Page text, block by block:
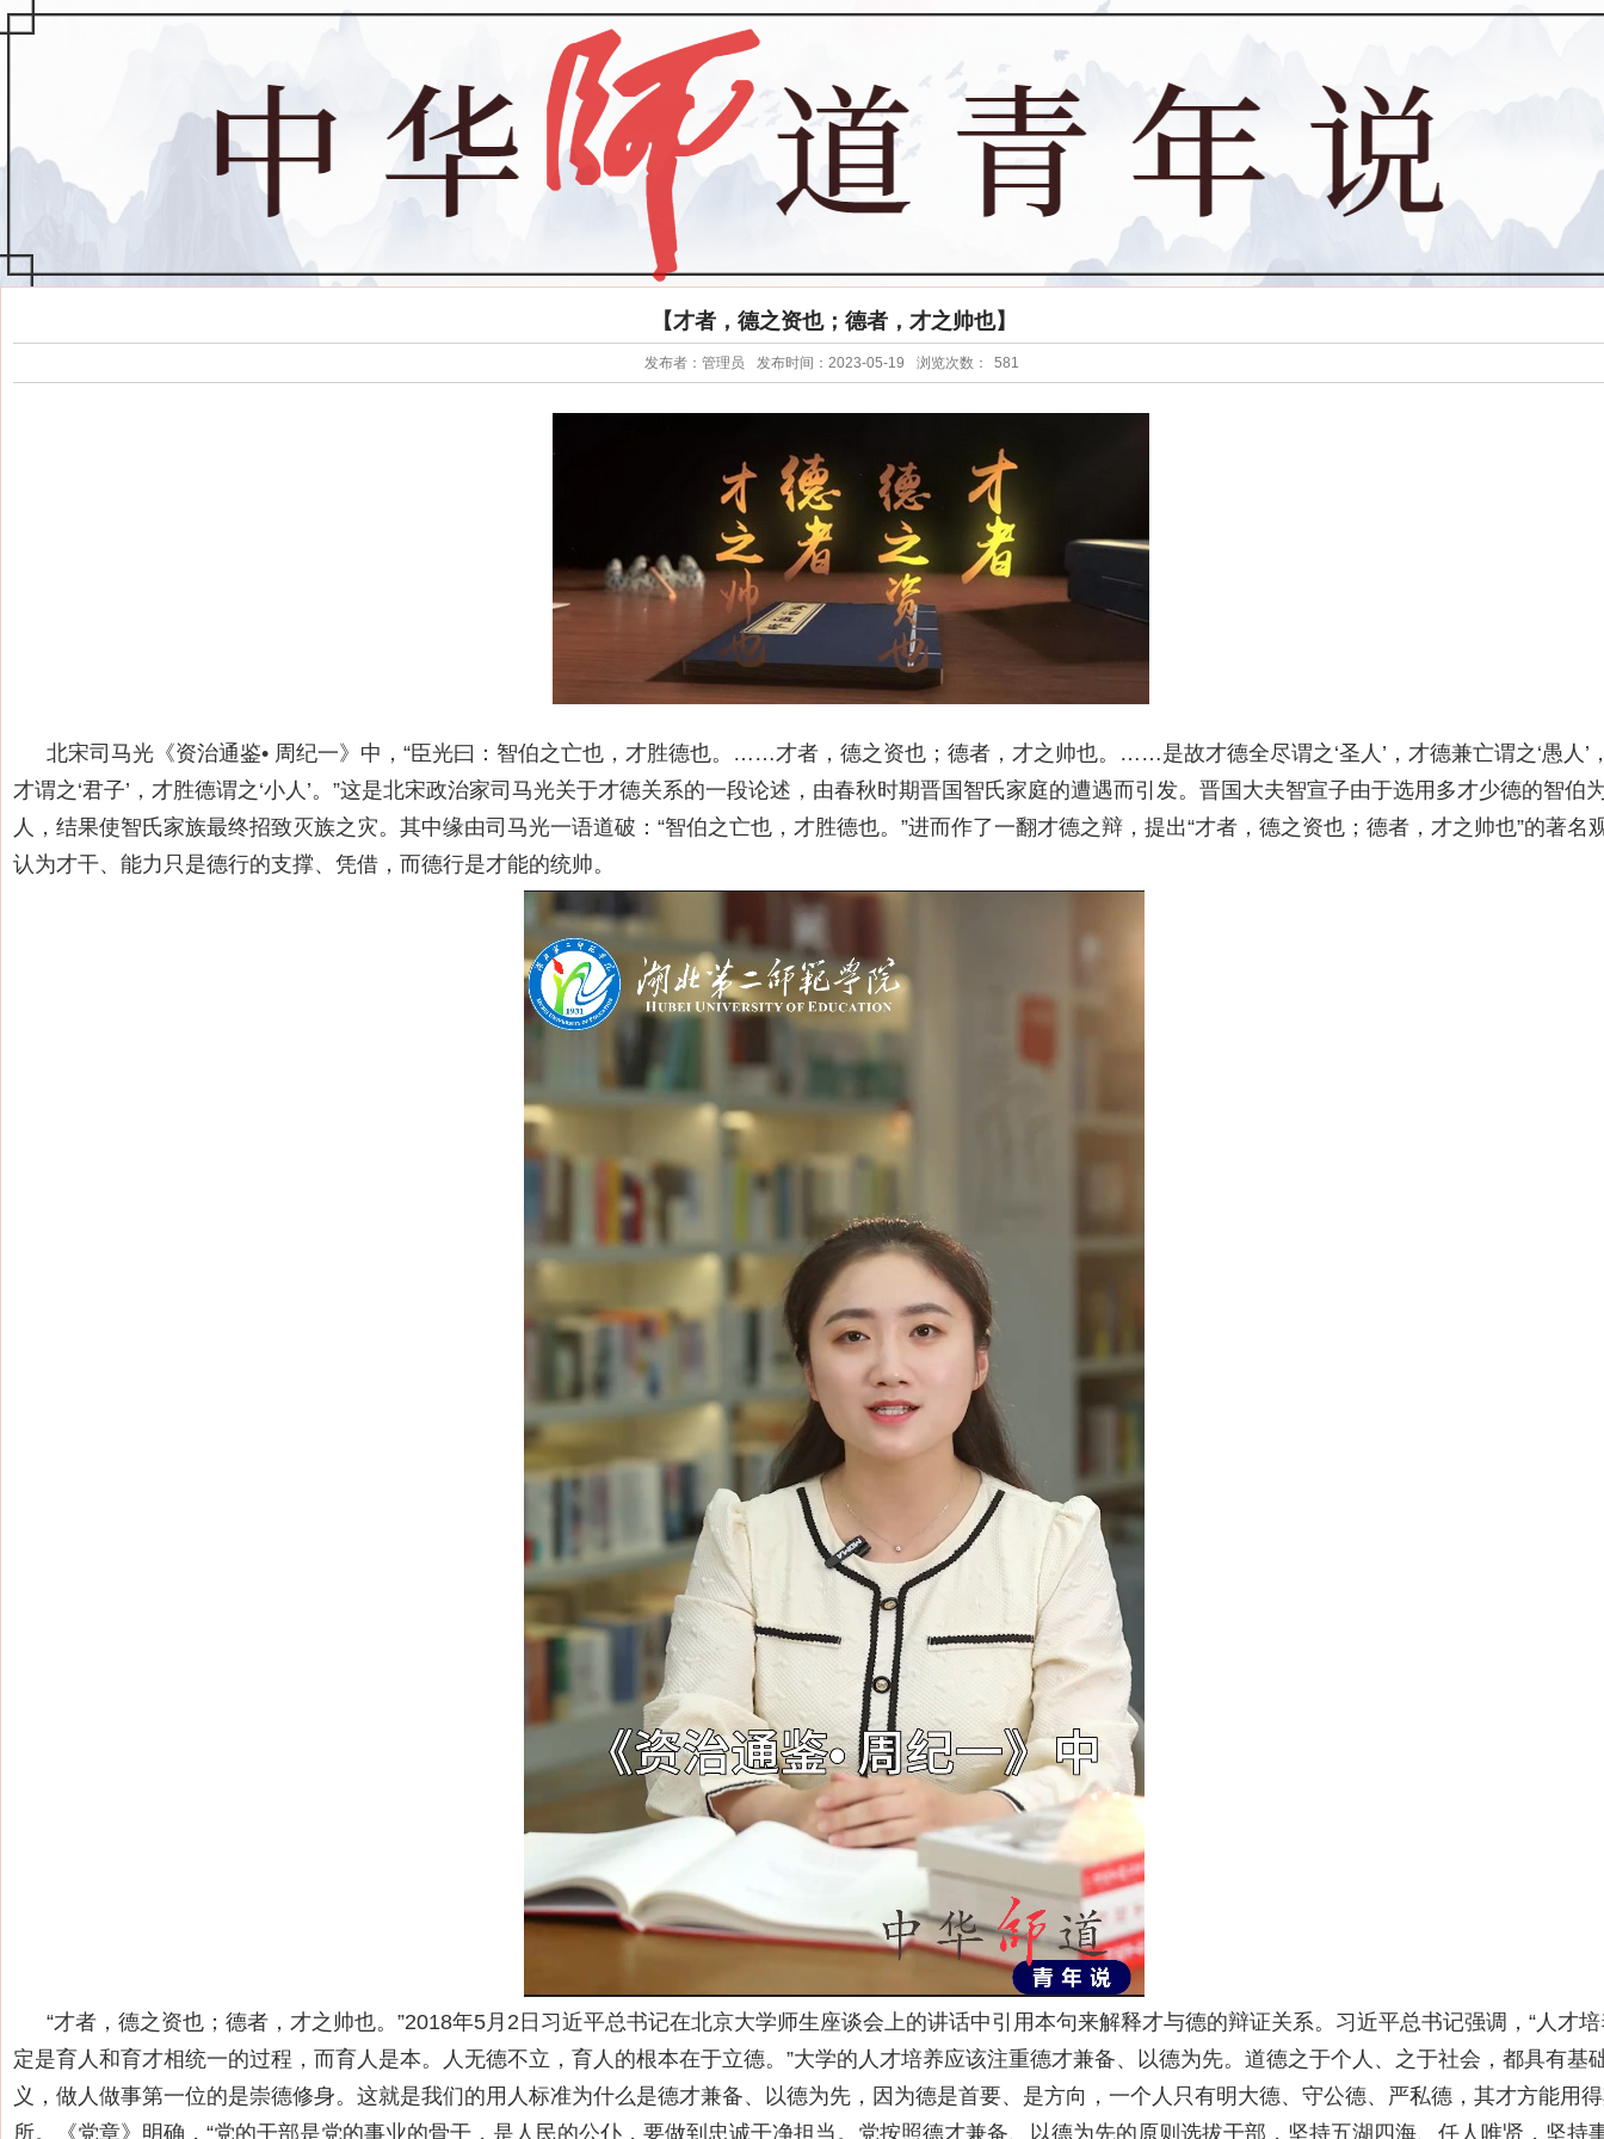
【才者，德之资也；德者，才之帅也】
发布者：管理员 发布时间：2023-05-19 浏览次数： 581
北宋司马光《资治通鉴• 周纪一》中，“臣光曰：智伯之亡也，才胜德也。……才者，德之资也；德者，才之帅也。……是故才德全尽谓之‘圣人’，才德兼亡谓之‘愚人’
才谓之‘君子’，才胜德谓之‘小人’。”这是北宋政治家司马光关于才德关系的一段论述，由春秋时期晋国智氏家庭的遭遇而引发。晋国大夫智宣子由于选用多才少德的智伯
人，结果使智氏家族最终招致灭族之灾。其中缘由司马光一语道破：“智伯之亡也，才胜德也。”进而作了一翻才德之辩，提出“才者，德之资也；德者，才之帅也”的著名
认为才干、能力只是德行的支撑、凭借，而德行是才能的统帅。
“才者，德之资也；德者，才之帅也。”2018年5月2日习近平总书记在北京大学师生座谈会上的讲话中引用本句来解释才与德的辩证关系。习近平总书记强调，“人才
定是育人和育才相统一的过程，而育人是本。人无德不立，育人的根本在于立德。”大学的人才培养应该注重德才兼备、以德为先。道德之于个人、之于社会，都具有基
义，做人做事第一位的是崇德修身。这就是我们的用人标准为什么是德才兼备、以德为先，因为德是首要、是方向，一个人只有明大德、守公德、严私德，其才方能用
所。《党章》明确，“党的干部是党的事业的骨干，是人民的公仆，要做到忠诚干净担当。党按照德才兼备、以德为先的原则选拔干部，坚持五湖四海、任人唯贤，坚持